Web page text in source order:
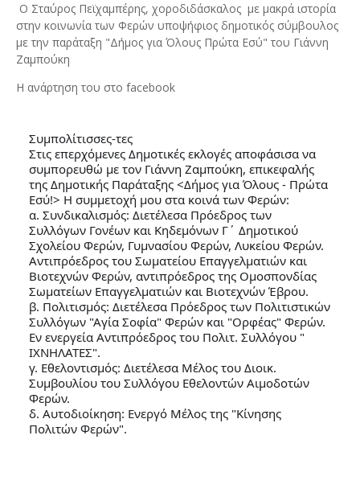
Ο Σταύρος Πεϊχαμπέρης, χοροδιδάσκαλος με μακρά ιστορία
στην κοινωνία των Φερών υποψήφιος δημοτικός σύμβουλος
με την παράταξη "Δήμος για Όλους Πρώτα Εσύ" του Γιάννη
Ζαμπούκη
Η ανάρτηση του στο facebook
Συμπολίτισσες-τες
Στις επερχόμενες Δημοτικές εκλογές αποφάσισα να
συμπορευθώ με τον Γιάννη Ζαμπούκη, επικεφαλής
της Δημοτικής Παράταξης <Δήμος για Όλους - Πρώτα
Εσύ!> Η συμμετοχή μου στα κοινά των Φερών:
α. Συνδικαλισμός: Διετέλεσα Πρόεδρος των
Συλλόγων Γονέων και Κηδεμόνων Γ΄ Δημοτικού
Σχολείου Φερών, Γυμνασίου Φερών, Λυκείου Φερών.
Αντιπρόεδρος του Σωματείου Επαγγελματιών και
Βιοτεχνών Φερών, αντιπρόεδρος της Ομοσπονδίας
Σωματείων Επαγγελματιών και Βιοτεχνών Έβρου.
β. Πολιτισμός: Διετέλεσα Πρόεδρος των Πολιτιστικών
Συλλόγων "Αγία Σοφία" Φερών και "Ορφέας" Φερών.
Εν ενεργεία Αντιπρόεδρος του Πολιτ. Συλλόγου "
ΙΧΝΗΛΑΤΕΣ".
γ. Εθελοντισμός: Διετέλεσα Μέλος του Διοικ.
Συμβουλίου του Συλλόγου Εθελοντών Αιμοδοτών
Φερών.
δ. Αυτοδιοίκηση: Ενεργό Μέλος της "Κίνησης
Πολιτών Φερών".